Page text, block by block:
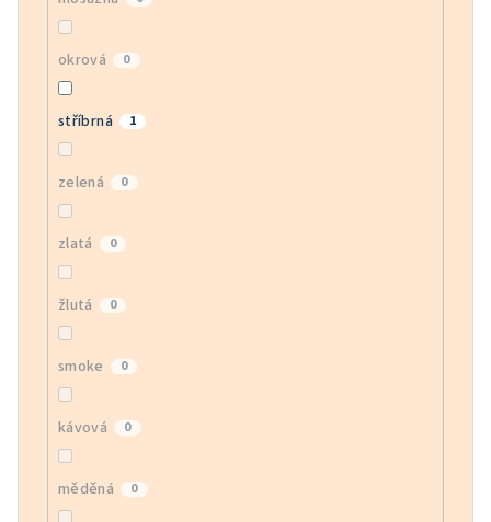
okrová 0
stříbrná 1
zelená 0
zlatá 0
žlutá 0
smoke 0
kávová 0
měděná 0